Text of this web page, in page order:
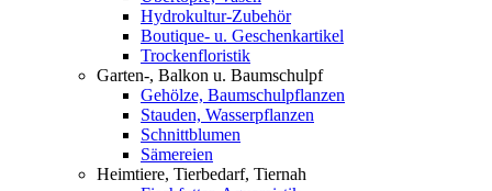
Hydrokultur-Zubehör
Boutique- u. Geschenkartikel
Trockenfloristik
Garten-, Balkon u. Baumschulpf
Gehölze, Baumschulpflanzen
Stauden, Wasserpflanzen
Schnittblumen
Sämereien
Heimtiere, Tierbedarf, Tiernah